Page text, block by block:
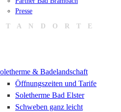
Presse
& Badelandschaft
Öffnungszeiten und Tarife
Soletherme Bad Elster
Schweben ganz leicht